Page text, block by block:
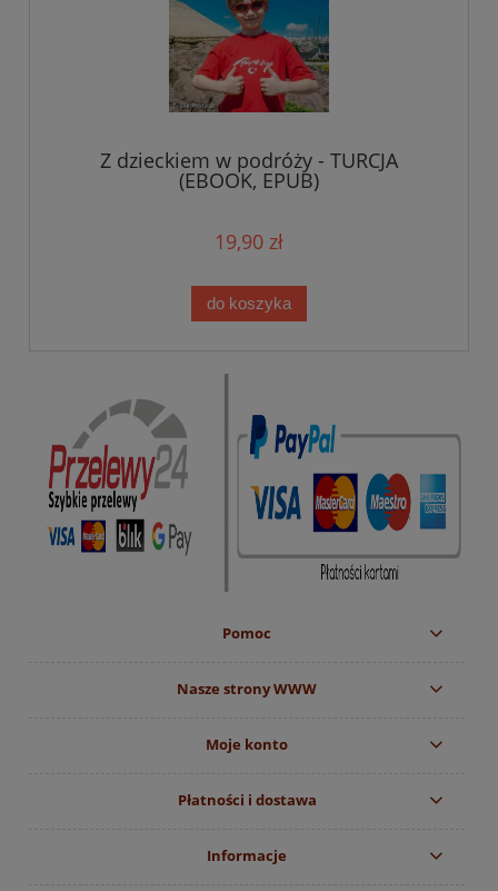
Z dzieckiem w podróży - TURCJA
(EBOOK, EPUB)
19,90 zł
do koszyka
Pomoc
Nasze strony WWW
Moje konto
Płatności i dostawa
Informacje